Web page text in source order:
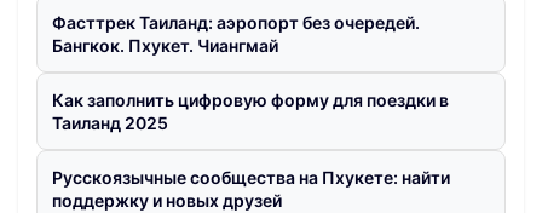
Фасттрек Таиланд: аэропорт без очередей.
Бангкок. Пхукет. Чиангмай
Как заполнить цифровую форму для поездки в
Таиланд 2025
Русскоязычные сообщества на Пхукете: найти
поддержку и новых друзей